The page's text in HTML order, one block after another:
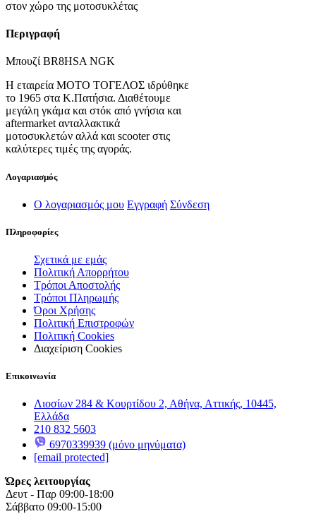
στον χώρο της μοτοσυκλέτας
Περιγραφή
Μπουζί BR8HSA NGK
Η εταιρεία ΜΟΤΟ ΤΟΓΕΛΟΣ ιδρύθηκε
το 1965 στα Κ.Πατήσια. Διαθέτουμε
μεγάλη γκάμα και στόκ από γνήσια και
aftermarket ανταλλακτικά
μοτοσυκλετών αλλά και scooter στις
καλύτερες τιμές της αγοράς.
Λογαριασμός
Ο λογαριασμός μου Εγγραφή Σύνδεση
Πληροφορίες
Σχετικά με εμάς
Πολιτική Απορρήτου
Τρόποι Αποστολής
Τρόποι Πληρωμής
Όροι Χρήσης
Πολιτική Επιστροφών
Πολιτική Cookies
Διαχείριση Cookies
Επικοινωνία
Λιοσίων 284 & Κουρτίδου 2, Αθήνα, Αττικής, 10445,
Ελλάδα
210 832 5603
6970339939 (μόνο μηνύματα)
[email protected]
Ώρες λειτουργίας
Δευτ - Παρ 09:00-18:00
Σάββατο 09:00-15:00